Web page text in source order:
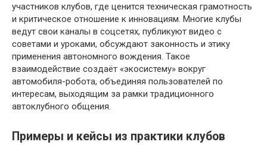
участников клубов, где ценится техническая грамотность
и критическое отношение к инновациям. Многие клубы
ведут свои каналы в соцсетях, публикуют видео с
советами и уроками, обсуждают законность и этику
применения автономного вождения. Такое
взаимодействие создаёт «экосистему» вокруг
автомобиля-робота, объединяя пользователей по
интересам, выходящим за рамки традиционного
автоклубного общения.
Примеры и кейсы из практики клубов